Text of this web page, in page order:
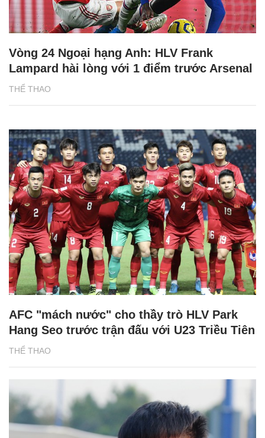
THỂ THAO
Vòng 24 Ngoại hạng Anh: HLV Frank
Lampard hài lòng với 1 điểm trước Arsenal
THỂ THAO
AFC "mách nước" cho thầy trò HLV Park
Hang Seo trước trận đấu với U23 Triều Tiên